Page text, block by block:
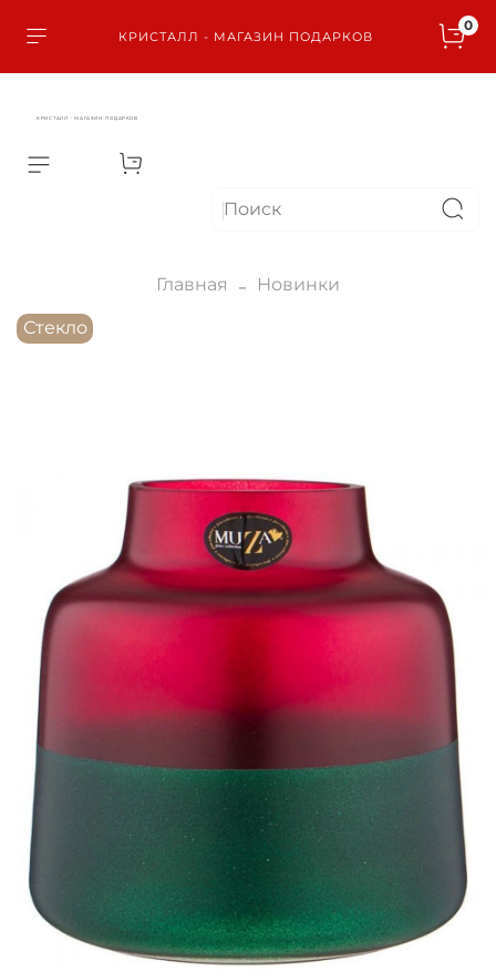
КРИСТАЛЛ - МАГАЗИН ПОДАРКОВ
0
КРИСТАЛЛ - МАГАЗИН ПОДАРКОВ
Главная Новинки
Стекло